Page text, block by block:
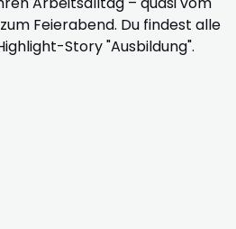
Feierabend. Du findest alle
Story "Ausbildung".